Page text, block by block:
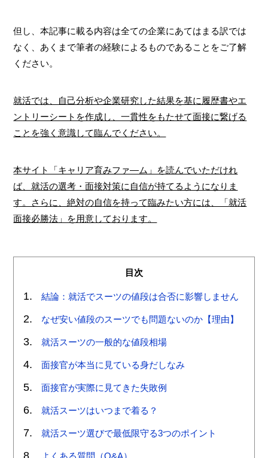
但し、本記事に載る内容は全ての企業にあてはまる訳では
なく、あくまで筆者の経験によるものであることをご了解
ください。
就活では、自己分析や企業研究した結果を基に履歴書やエ
ントリーシートを作成し、一貫性をもたせて面接に繋げる
ことを強く意識して臨んでください。
本サイト「キャリア育みファ―ム」を読んでいただけれ
ば、就活の選考・面接対策に自信が持てるようになりま
す。さらに、絶対の自信を持って臨みたい方には、「就活
面接必勝法」を用意しております。
目次
結論：就活でスーツの値段は合否に影響しません
なぜ安い値段のスーツでも問題ないのか【理由】
就活スーツの一般的な値段相場
面接官が本当に見ている身だしなみ
面接官が実際に見てきた失敗例
就活スーツはいつまで着る？
就活スーツ選びで最低限守る3つのポイント
よくある質問（Q&A）